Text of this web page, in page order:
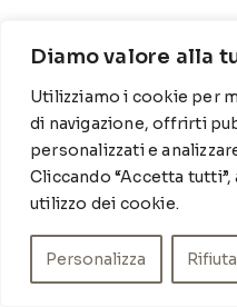
Diamo valore alla
Utilizziamo i cookie per
di navigazione, offrirti
personalizzati e
Cliccando “Accetta
utilizzo dei cookie.
Personalizza